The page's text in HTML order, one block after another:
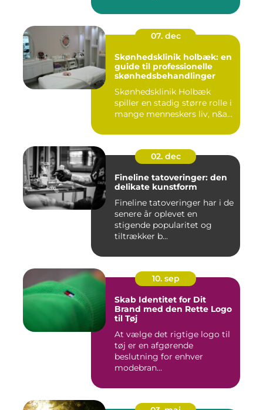
07. dec
Skønhedsklinik holbæk: en
guide til professionelle
skønhedsbehandlinger
Skønhedsklinik Holbæk
spiller en stadig større rolle i
mange menneskers liv, n&a...
02. dec
Fineline tatoveringer: den
delikate kunstform
Fineline tatoveringer har i de
senere år oplevet en
stigende popularitet og
tiltrækker b...
10. sep
Skab Identitet for Dit
Brand med den Rette Logo
til Tøj
At vælge det rigtige logo til
tøj er en afgørende
beslutning for enhver
modebran...